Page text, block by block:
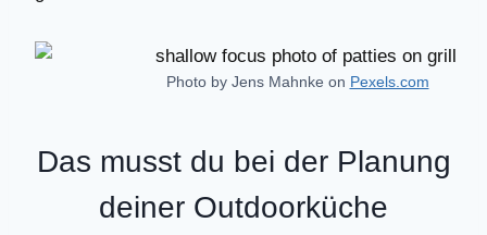
Photo by Jens Mahnke on Pexels.com
Das musst du bei der Planung
deiner Outdoorküche